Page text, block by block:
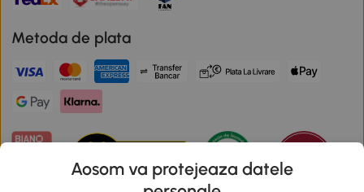
Metoda de plata
Aosom va protejeaza datele